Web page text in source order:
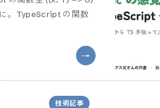
。TypeScript の関数
技術記事